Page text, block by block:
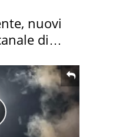
nuovi
di